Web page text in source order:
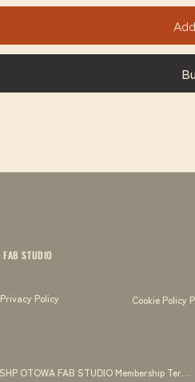
FAB STUDIO
Privacy Policy Cookie Policy
SHP OTOWA FAB STUDIO Membership Terms and Conditions